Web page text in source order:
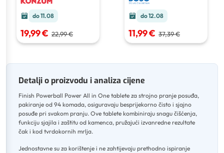
do 11.08
19,99 € 22,99 €
do 12.08
11,99 € 37,39 €
Detalji o proizvodu i analiza cijene
Finish Powerball Power All in One tablete za strojno pranje posuđa,
pakiranje od 94 komada, osiguravaju besprijekorno čisto i sjajno
posuđe pri svakom pranju. Ove tablete kombiniraju snagu čišćenja,
funkciju sjajila i zaštitu od kamenca, pružajući izvanredne rezultate
čak i kod tvrdokornih mrlja.
Jednostavne su za korištenje i ne zahtijevaju prethodno ispiranje